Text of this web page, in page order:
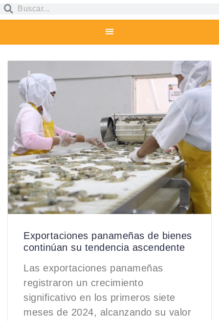
Exportaciones panameñas de bienes
continúan su tendencia ascendente
Las exportaciones panameñas
registraron un crecimiento
significativo en los primeros siete
meses de 2024, alcanzando su valor